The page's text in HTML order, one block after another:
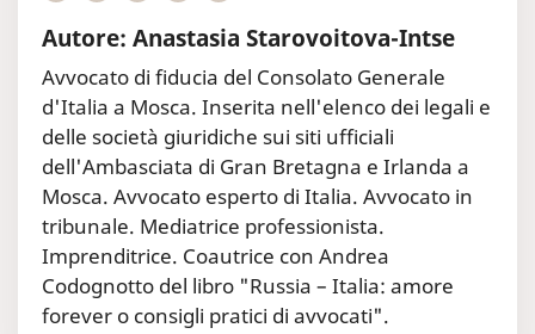
Autore: Anastasia Starovoitova-Intse
Avvocato di fiducia del Consolato Generale
d'Italia a Mosca. Inserita nell'elenco dei legali e
delle società giuridiche sui siti ufficiali
dell'Ambasciata di Gran Bretagna e Irlanda a
Mosca. Avvocato esperto di Italia. Avvocato in
tribunale. Mediatrice professionista.
Imprenditrice. Coautrice con Andrea
Codognotto del libro "Russia – Italia: amore
forever o consigli pratici di avvocati".